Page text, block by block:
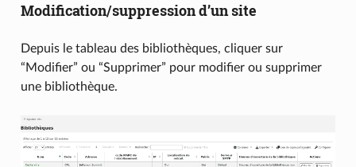
Modification/suppression d’un site
Depuis le tableau des bibliothèques, cliquer sur
“Modifier” ou “Supprimer” pour modifier ou supprimer
une bibliothèque.